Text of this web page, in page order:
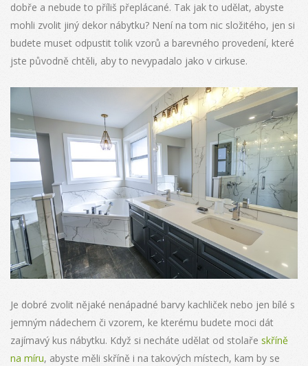
dobře a nebude to příliš přeplácané. Tak jak to udělat, abyste
mohli zvolit jiný dekor nábytku? Není na tom nic složitého, jen si
budete muset odpustit tolik vzorů a barevného provedení, které
jste původně chtěli, aby to nevypadalo jako v cirkuse.
Je dobré zvolit nějaké nenápadné barvy kachliček nebo jen bílé s
jemným nádechem či vzorem, ke kterému budete moci dát
zajímavý kus nábytku. Když si necháte udělat od stolaře skříně
na míru, abyste měli skříně i na takových místech, kam by se